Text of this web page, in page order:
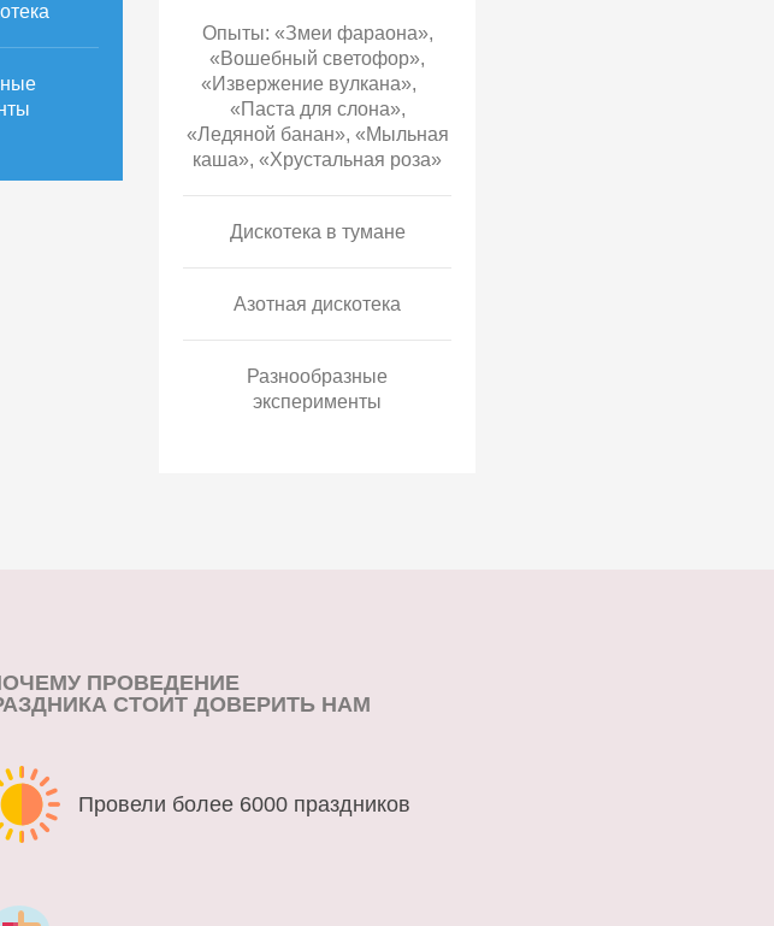
Опыты: «Змеи фараона»,
«Вошебный светофор»,
«Извержение вулкана»,
«Паста для слона»,
«Ледяной банан», «Мыльная
каша», «Хрустальная роза»
Дискотека в тумане
Азотная дискотека
Разнообразные
эксперименты
ПРОВЕДЕНИЕ
СТОИТ ДОВЕРИТЬ НАМ
Провели более 6000 праздников